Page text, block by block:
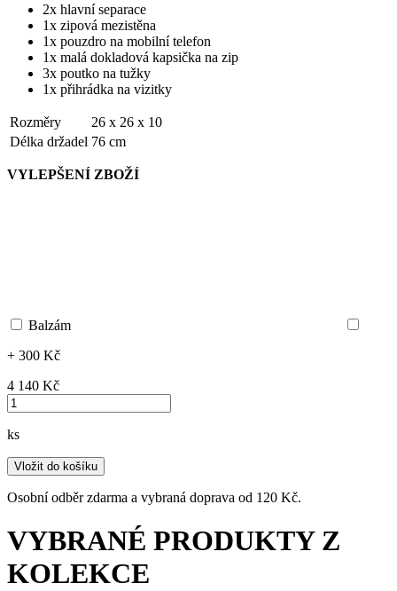
2x hlavní separace
1x zipová mezistěna
1x pouzdro na mobilní telefon
1x malá dokladová kapsička na zip
3x poutko na tužky
1x přihrádka na vizitky
Rozměry
26 x 26 x 10
Délka držadel 76 cm
VYLEPŠENÍ ZBOŽÍ
Balzám
+ 300 Kč
4 140 ‎Kč
ks
Vložit do košíku
Osobní odběr zdarma a vybraná doprava od 120 Kč.
VYBRANÉ PRODUKTY Z
KOLEKCE